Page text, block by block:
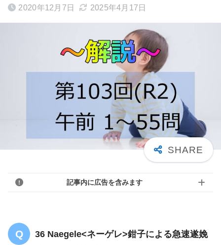
2020年12月7日 2025年4月17日
記事内に広告を含みます
36 Naegele<ネーゲレ>鉗子による急速遂娩